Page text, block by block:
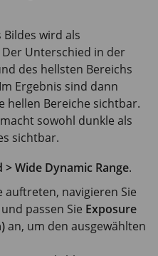
wird als
Unterschied in der
des hellsten Bereichs
Ergebnis sind dann
hellen Bereiche sichtbar.
sowohl dunkle als
sichtbar.
> Wide Dynamic Range.
navigieren Sie
und passen Sie Exposure
an, um den ausgewählten